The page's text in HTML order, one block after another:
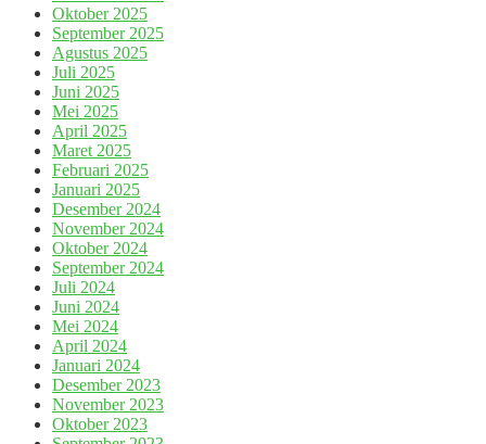
Oktober 2025
September 2025
Agustus 2025
Juli 2025
Juni 2025
Mei 2025
April 2025
Maret 2025
Februari 2025
Januari 2025
Desember 2024
November 2024
Oktober 2024
September 2024
Juli 2024
Juni 2024
Mei 2024
April 2024
Januari 2024
Desember 2023
November 2023
Oktober 2023